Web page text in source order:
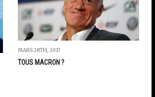
MARS 28TH, 2017
TOUS MACRON ?